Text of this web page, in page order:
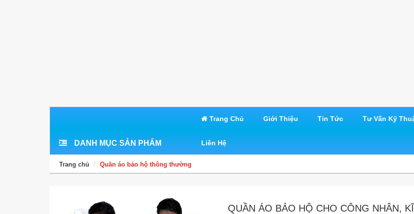
Trang Chủ Giới Thiệu Tin Tức Tư Vấn Kỹ
Liên Hệ
DANH MỤC SẢN PHẨM
Trang chủ Quần áo bảo hộ thông thường
QUẦN ÁO BẢO HỘ CHO CÔNG NHÂN,